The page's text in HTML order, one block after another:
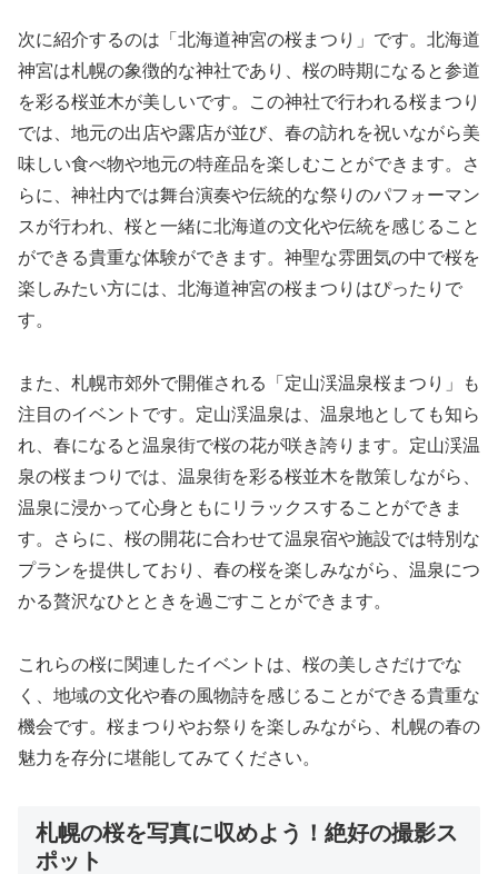
次に紹介するのは「北海道神宮の桜まつり」です。北海道
神宮は札幌の象徴的な神社であり、桜の時期になると参道
を彩る桜並木が美しいです。この神社で行われる桜まつり
では、地元の出店や露店が並び、春の訪れを祝いながら美
味しい食べ物や地元の特産品を楽しむことができます。さ
らに、神社内では舞台演奏や伝統的な祭りのパフォーマン
スが行われ、桜と一緒に北海道の文化や伝統を感じること
ができる貴重な体験ができます。神聖な雰囲気の中で桜を
楽しみたい方には、北海道神宮の桜まつりはぴったりで
す。
また、札幌市郊外で開催される「定山渓温泉桜まつり」も
注目のイベントです。定山渓温泉は、温泉地としても知ら
れ、春になると温泉街で桜の花が咲き誇ります。定山渓温
泉の桜まつりでは、温泉街を彩る桜並木を散策しながら、
温泉に浸かって心身ともにリラックスすることができま
す。さらに、桜の開花に合わせて温泉宿や施設では特別な
プランを提供しており、春の桜を楽しみながら、温泉につ
かる贅沢なひとときを過ごすことができます。
これらの桜に関連したイベントは、桜の美しさだけでな
く、地域の文化や春の風物詩を感じることができる貴重な
機会です。桜まつりやお祭りを楽しみながら、札幌の春の
魅力を存分に堪能してみてください。
札幌の桜を写真に収めよう！絶好の撮影ス
ポット